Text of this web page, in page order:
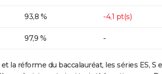
93,8 % -4,1 pt(s)
97,9 % -
la réforme du baccalauréat, les séries ES,